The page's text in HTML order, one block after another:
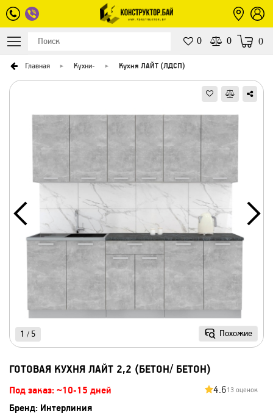
0 0 0
Главная Кухни- Кухня ЛАЙТ (ЛДСП)
Похожие
1 / 5
ГОТОВАЯ КУХНЯ ЛАЙТ 2,2 (БЕТОН/ БЕТОН)
Под заказ: ~10-15 дней 4.613 оценок
Бренд: Интерлиния